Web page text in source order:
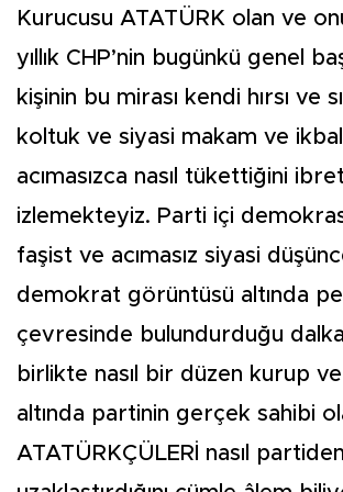
Kurucusu ATATÜRK olan ve
yıllık CHP’nin bugünkü genel
kişinin bu mirası kendi hırsı ve
koltuk ve siyasi makam ve
acımasızca nasıl tükettiğini
izlemekteyiz. Parti içi
faşist ve acımasız siyasi
demokrat görüntüsü altında
çevresinde bulundurduğu
birlikte nasıl bir düzen kurup ve
altında partinin gerçek sahibi
ATATÜRKÇÜLERİ nasıl partiden